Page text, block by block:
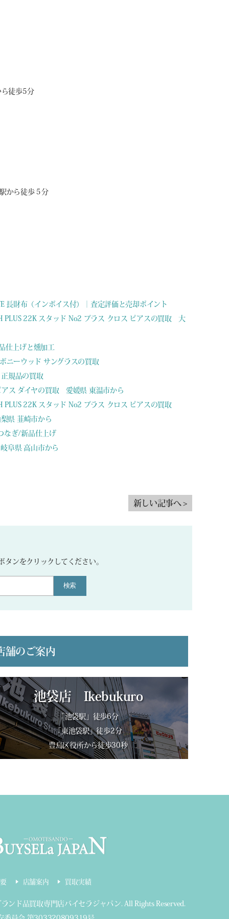
ら徒歩5分
から徒歩５分
長財布（インボイス付）｜査定評価と売却ポイント
PLUS 22K スタッド No2 プラス クロス ピアスの買取 大
仕上げと燻加工
ニーウッド サングラスの買取
規品の買取
アス ダイヤの買取 愛媛県 東温市から
22K スタッド No2 プラス クロス ピアスの買取
県 韮崎市から
なぎ/新品仕上げ
阜県 高山市から
新しい記事へ >
ンをクリックしてください。
検索
舗のご案内
池袋店 Ikebukuro
「池袋駅」徒歩6分
「東池袋駅」徒歩2分
豊島区役所から徒歩30秒
店舗案内 買取実績
ンド品買取専門店バイセラジャパン All Rights Reserved.